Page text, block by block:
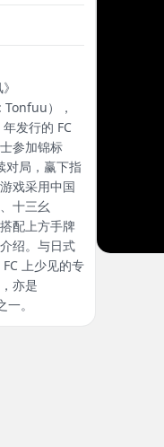
Tonfuu），
发行的 FC
参加锦标
对局，赢下指
戏采用中国
十三幺
配上方手牌
绍。与日式
上少见的专
亦是
。